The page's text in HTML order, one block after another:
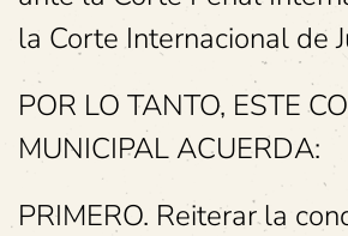
la Corte Internacional de
POR LO TANTO, ESTE
MUNICIPAL ACUERDA:
PRIMERO. Reiterar la